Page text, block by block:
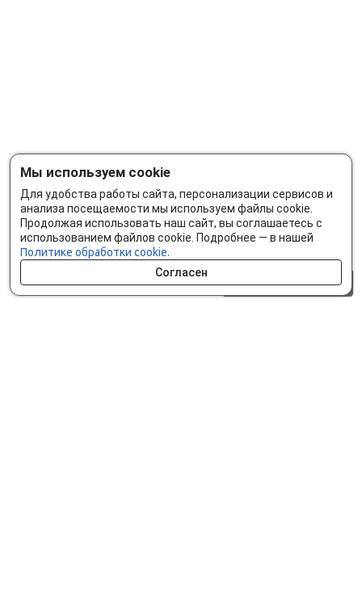
Мы используем cookie
Для удобства работы сайта, персонализации сервисов и
анализа посещаемости мы используем файлы cookie.
Продолжая использовать наш сайт, вы соглашаетесь с
использованием файлов cookie. Подробнее — в нашей
Политике обработки cookie.
Согласен